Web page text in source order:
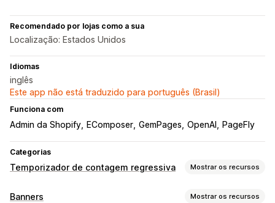
Recomendado por lojas como a sua
Localização: Estados Unidos
Idiomas
inglês
Este app não está traduzido para português (Brasil)
Funciona com
Admin da Shopify EComposer GemPages OpenAI PageFly
Categorias
Temporizador de contagem regressiva Mostrar os recursos
Opções de exibição
Banners Mostrar os recursos